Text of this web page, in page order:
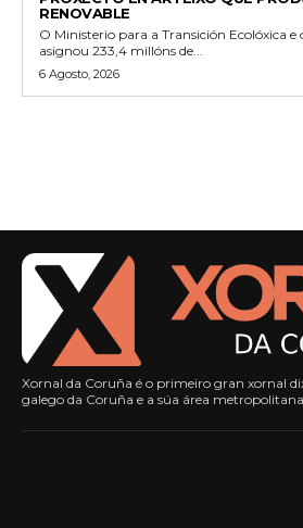
RENOVABLE
O Ministerio para a Transición Ecolóxica
asignou 233,4 millóns de...
6 Agosto, 2026
Xornal da Coruña é o primeiro gran xornal
galego da Coruña e a súa área metropolitana